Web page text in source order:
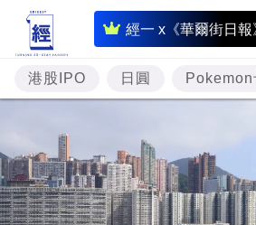
經一 x《華爾街日報
即
時
財
經
題
投
資
港股IPO 日圓 Pokemon